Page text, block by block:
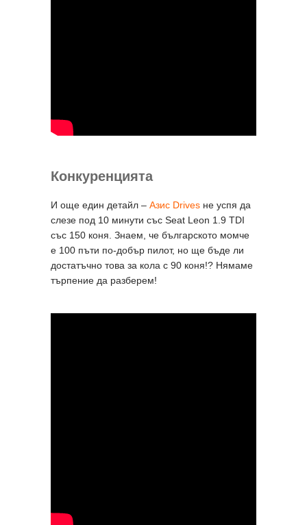
Конкуренцията
И още един детайл – Азис Drives не успя да
слезе под 10 минути със Seat Leon 1.9 TDI
със 150 коня. Знаем, че българското момче
е 100 пъти по-добър пилот, но ще бъде ли
достатъчно това за кола с 90 коня!? Нямаме
търпение да разберем!